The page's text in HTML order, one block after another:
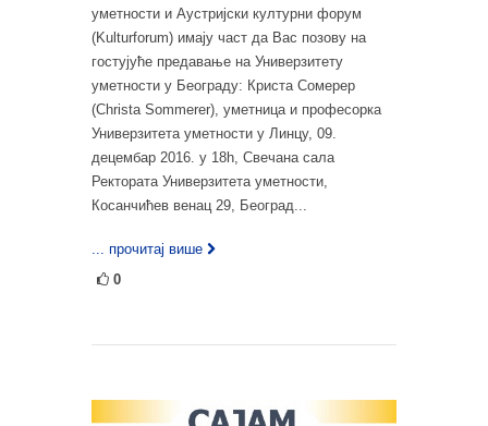
уметности и Аустријски културни форум
(Kulturforum) имају част да Вас позову на
гостујуће предавање на Универзитету
уметности у Београду: Криста Сомерер
(Christa Sommerer), уметница и професорка
Универзитета уметности у Линцу, 09.
децембар 2016. у 18h, Свечана сала
Ректората Универзитета уметности,
Косанчићев венац 29, Београд...
... прочитај више
0